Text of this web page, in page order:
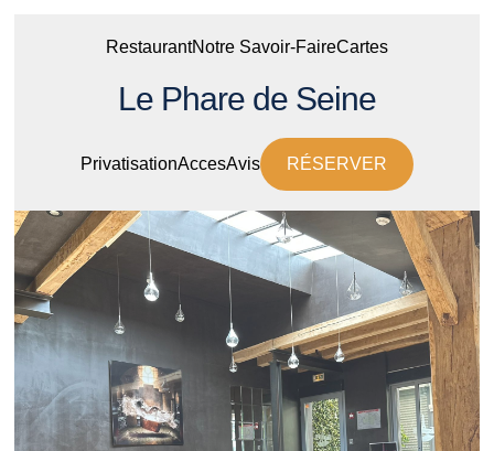
RestaurantNotre Savoir-FaireCartes
Le Phare de Seine
PrivatisationAccesAvis RÉSERVER